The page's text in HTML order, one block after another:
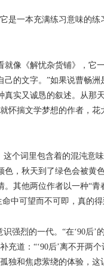
一本充满练习意味的练
《解忧杂货铺》，它
的文字。”如果说曹畅
实又诚恳的叙述。从
怀揣文学梦想的作者，
词里包含着的混沌意
，秋天到了绿色会被黄
其他两位作者以一种“
中可望而不可即，真的
烈的一代。“在‘90后’
充道：“‘90后’离不开两
独和焦虑萦绕的体验，这